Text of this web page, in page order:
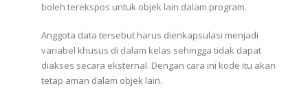
boleh terekspos untuk objek lain dalam program.
Anggota data tersebut harus dienkapsulasi menjadi
variabel khusus di dalam kelas sehingga tidak dapat
diakses secara eksternal. Dengan cara ini kode itu akan
tetap aman dalam objek lain.